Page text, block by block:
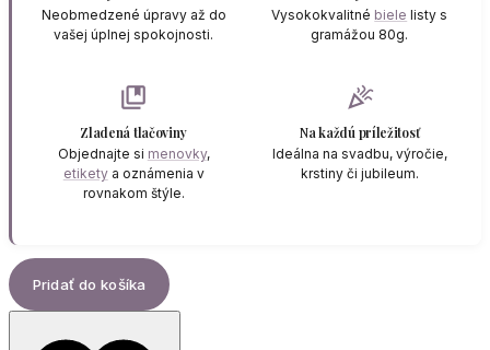
Neobmedzené úpravy až do
vašej úplnej spokojnosti.
Vysokokvalitné biele listy s
gramážou 80g.
collections_bookmark
Zladená tlačoviny
Objednajte si menovky,
etiketya oznámenia v
rovnakom štýle.
celebration
Na každú príležitosť
Ideálna na svadbu, výročie,
krstiny či jubileum.
Pridať do košíka